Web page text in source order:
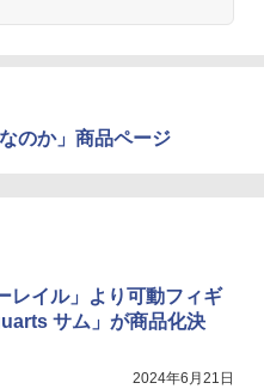
のか」商品ページ
レイル」より可動フィギ
サム」が商品化決
2024年6月21日